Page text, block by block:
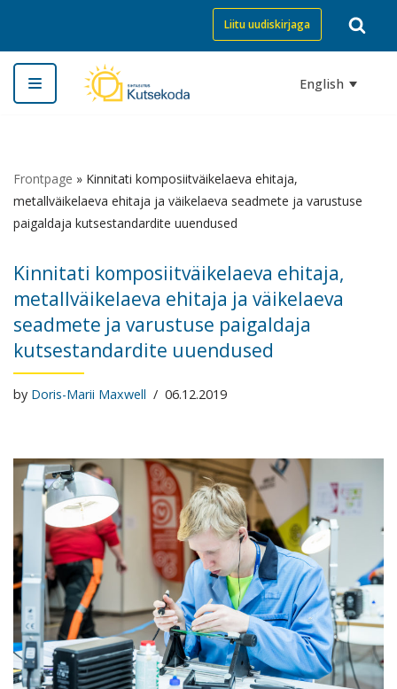
Skip
to
content
Liitu uudiskirjaga
English
Frontpage » Kinnitati komposiitväikelaeva ehitaja,
metallväikelaeva ehitaja ja väikelaeva seadmete ja varustuse
paigaldaja kutsestandardite uuendused
Kinnitati komposiitväikelaeva ehitaja,
metallväikelaeva ehitaja ja väikelaeva
seadmete ja varustuse paigaldaja
kutsestandardite uuendused
by Doris-Marii Maxwell 06.12.2019